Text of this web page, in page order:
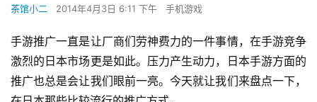
茶馆小二 2014年4月3日 6:11 下午 手机游戏
手游推广一直是让厂商们劳神费力的一件事情，在手游竞争
激烈的日本市场更是如此。压力产生动力，日本手游方面的
推广也总是会让我们眼前一亮。今天就让我们来盘点一下，